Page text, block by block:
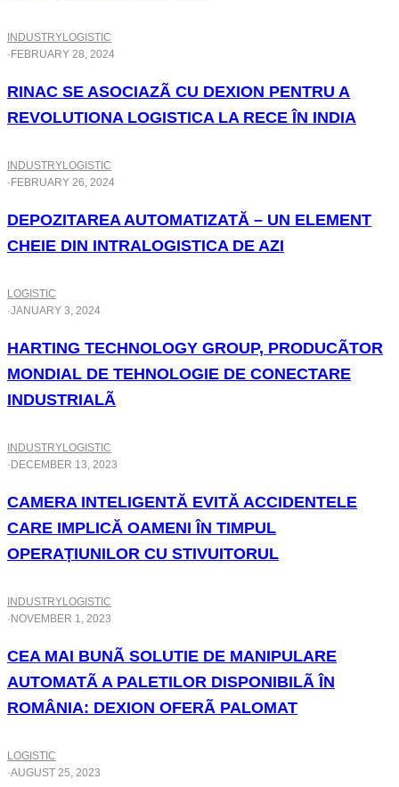
INDUSTRYLOGISTIC
· FEBRUARY 28, 2024
RINAC SE ASOCIAZÃ CU DEXION PENTRU A
REVOLUTIONA LOGISTICA LA RECE ÎN INDIA
INDUSTRYLOGISTIC
· FEBRUARY 26, 2024
DEPOZITAREA AUTOMATIZATĂ – UN ELEMENT
CHEIE DIN INTRALOGISTICA DE AZI
LOGISTIC
·JANUARY 3, 2024
HARTING TECHNOLOGY GROUP, PRODUCÃTOR
MONDIAL DE TEHNOLOGIE DE CONECTARE
INDUSTRIALÃ
INDUSTRYLOGISTIC
· DECEMBER 13, 2023
CAMERA INTELIGENTĂ EVITĂ ACCIDENTELE
CARE IMPLICĂ OAMENI ÎN TIMPUL
OPERAȚIUNILOR CU STIVUITORUL
INDUSTRYLOGISTIC
· NOVEMBER 1, 2023
CEA MAI BUNÃ SOLUTIE DE MANIPULARE
AUTOMATÃ A PALETILOR DISPONIBILÃ ÎN
ROMÂNIA: DEXION OFERÃ PALOMAT
LOGISTIC
·AUGUST 25, 2023